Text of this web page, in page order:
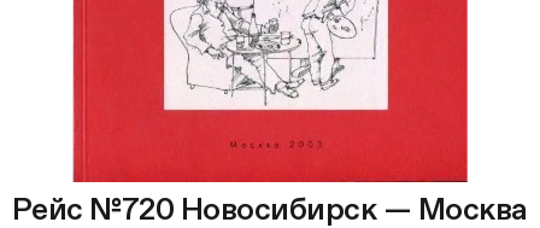
Рейс №720 Новосибирск — Москва